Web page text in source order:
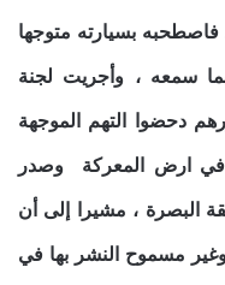
بسيارته متوجها
سمعه ، وأجريت لجنة
دحضوا التهم الموجهة
في ارض المعركة وصدر
البصرة ، مشيرا إلى أن
مسموح النشر بها في